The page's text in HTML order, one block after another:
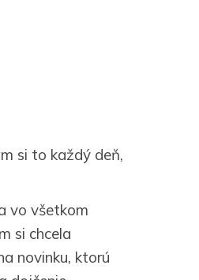
si to každý deň,
vo všetkom
si chcela
novinku, ktorú